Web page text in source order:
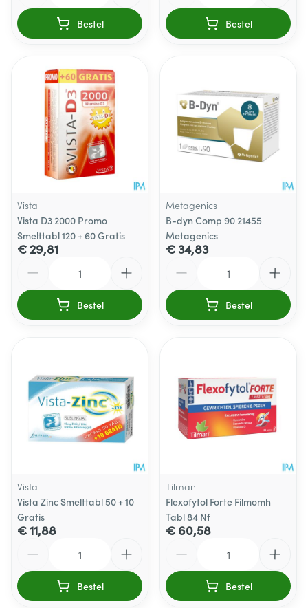
Bestel Bestel
Vista
Vista D3 2000 Promo
Smelttabl 120 + 60 Gratis
€ 29,81
Bestel
Metagenics
B-dyn Comp 90 21455
Metagenics
€ 34,83
Bestel
Vista
Vista Zinc Smelttabl 50 + 10
Gratis
€ 11,88
Bestel
Tilman
Flexofytol Forte Filmomh
Tabl 84 Nf
€ 60,58
Bestel